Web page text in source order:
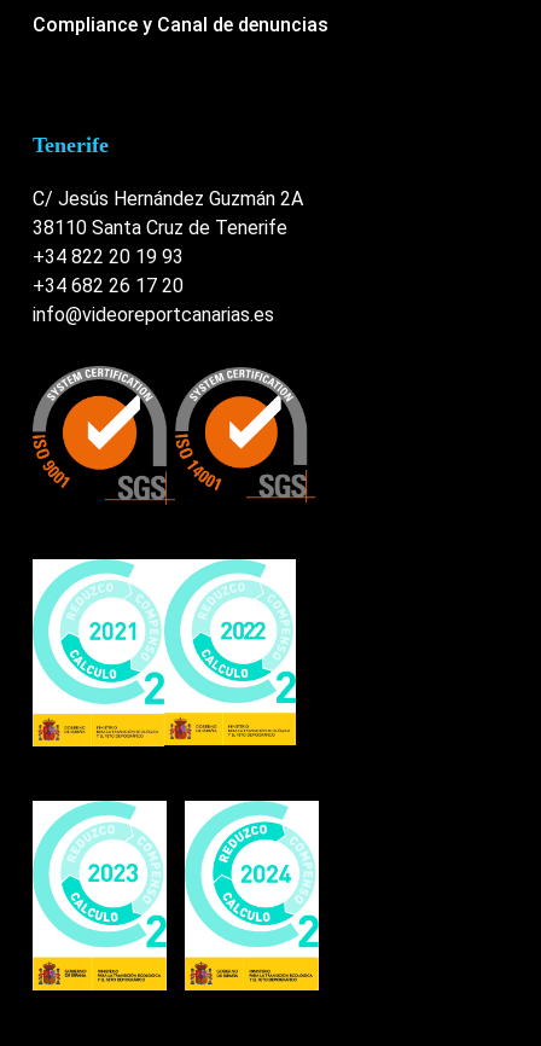
Compliance y Canal de denuncias
Tenerife
C/ Jesús Hernández Guzmán 2A
38110 Santa Cruz de Tenerife
+34 822 20 19 93
+34 682 26 17 20
info@videoreportcanarias.es